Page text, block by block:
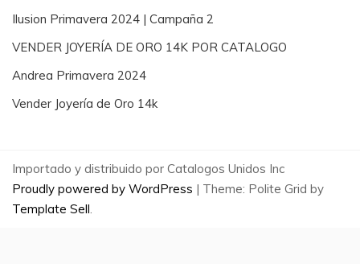
Ilusion Primavera 2024 | Campaña 2
VENDER JOYERÍA DE ORO 14K POR CATALOGO
Andrea Primavera 2024
Vender Joyería de Oro 14k
Importado y distribuido por Catalogos Unidos Inc
Proudly powered by WordPress | Theme: Polite Grid by
Template Sell.